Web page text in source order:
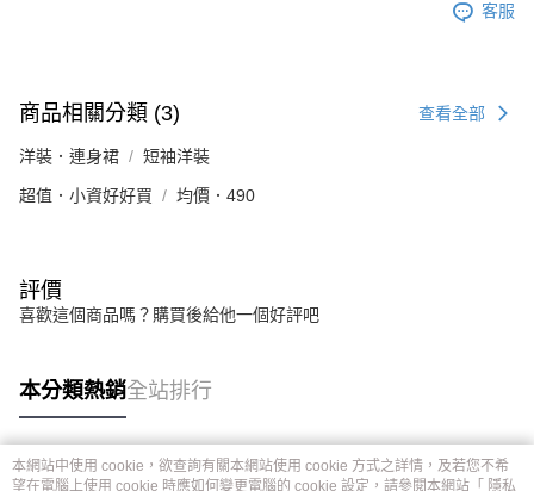
客服
商品相關分類 (3) 查看全部
洋裝．連身裙 短袖洋裝
超值．小資好好買 均價．490
評價
喜歡這個商品嗎？購買後給他一個好評吧
本分類熱銷全站排行
熱門標籤
本網站中使用 cookie，欲查詢有關本網站使用 cookie 方式之詳情，及若您不希
望在電腦上使用 cookie 時應如何變更電腦的 cookie 設定，請參閱本網站「 隱私